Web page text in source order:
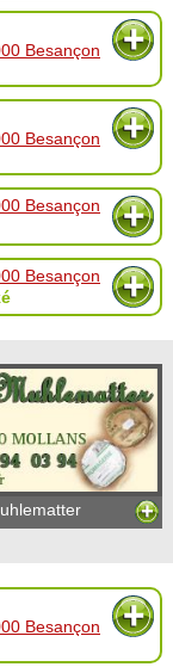
Besançon
Besançon
Besançon
Besançon
Besançon